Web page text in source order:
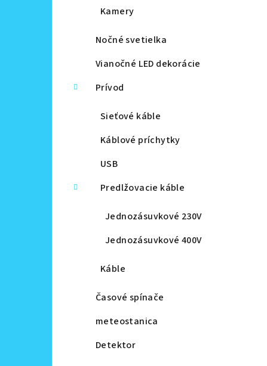
Kamery
Nočné svetielka
Vianočné LED dekorácie
Prívod
Sieťové káble
Káblové príchytky
USB
Predlžovacie káble
Jednozásuvkové 230V
Jednozásuvkové 400V
Káble
Časové spínače
meteostanica
Detektor